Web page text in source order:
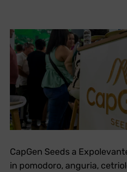
CapGen Seeds a
in pomodoro, anguria,